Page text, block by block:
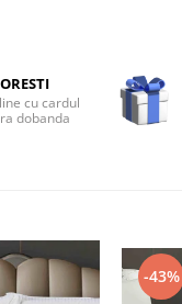
cu cardul
dobanda
-43%